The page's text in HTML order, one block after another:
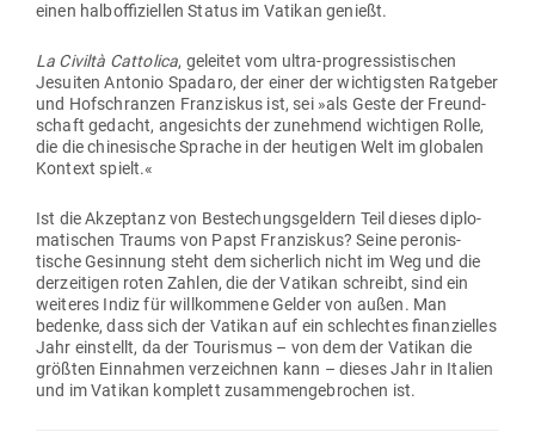
einen halb­of­fi­zi­ellen Status im Vatikan genießt.
La Civiltà Cat­tolica, geleitet vom ultra-pro­gres­sis­ti­schen
Jesuiten Antonio Spadaro, der einer der wich­tigsten Rat­geber
und Hof­schranzen Fran­ziskus ist, sei »als Geste der Freund­
schaft gedacht, ange­sichts der zunehmend wich­tigen Rolle,
die die chi­ne­sische Sprache in der heu­tigen Welt im glo­balen
Kontext spielt.«
Ist die Akzeptanz von Bestechungs­geldern Teil dieses diplo­
ma­ti­schen Traums von Papst Fran­ziskus? Seine pero­nis­
tische Gesinnung steht dem sicherlich nicht im Weg und die
der­zei­tigen roten Zahlen, die der Vatikan schreibt, sind ein
wei­teres Indiz für will­kommene Gelder von außen. Man
bedenke, dass sich der Vatikan auf ein schlechtes finan­zi­elles
Jahr ein­stellt, da der Tou­rismus – von dem der Vatikan die
größten Ein­nahmen ver­zeichnen kann – dieses Jahr in Italien
und im Vatikan kom­plett zusam­men­ge­brochen ist.